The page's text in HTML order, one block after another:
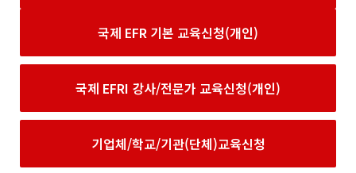
국제 EFR 기본 교육신청(개인)
국제 EFRI 강사/전문가 교육신청(개인)
기업체/학교/기관(단체)교육신청